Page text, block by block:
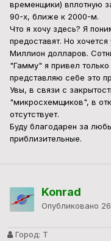
временщики) вплотную
90-х, ближе к 2000-м.
Что я хочу здесь? Я
предоставят. Но
Миллион долларов.
"Гамму" я привел
представляю себе это
Увы, в связи с
"микросхемщиков", в
отсутствует.
Буду благодарен за
приблизительные.
Konrad
Опубликовано
Город: Т